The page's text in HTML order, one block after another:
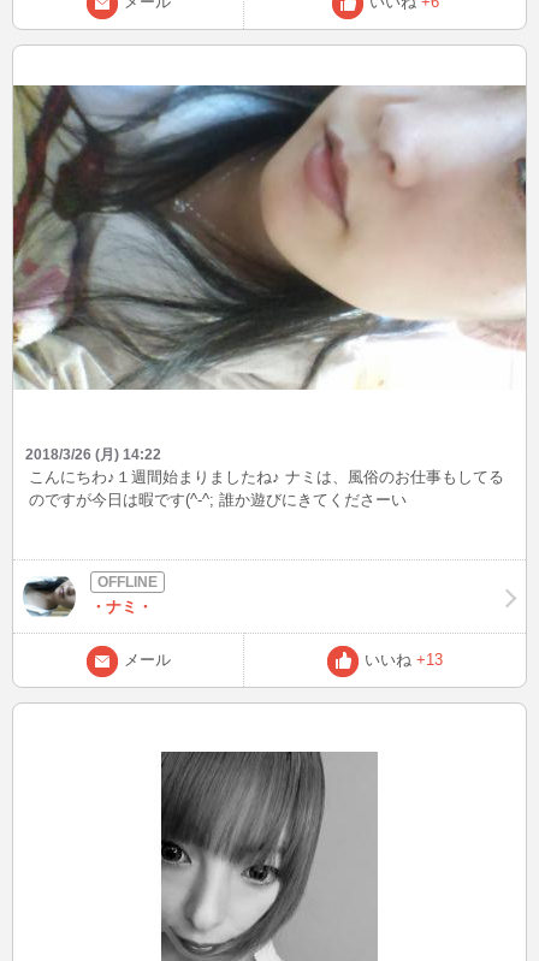
2018/3/26 (月) 14:22
こんにちわ♪１週間始まりましたね♪ ナミは、風俗のお仕事もしてる
のですが今日は暇です(^-^; 誰か遊びにきてくださーい
・ナミ・
メール いいね +13